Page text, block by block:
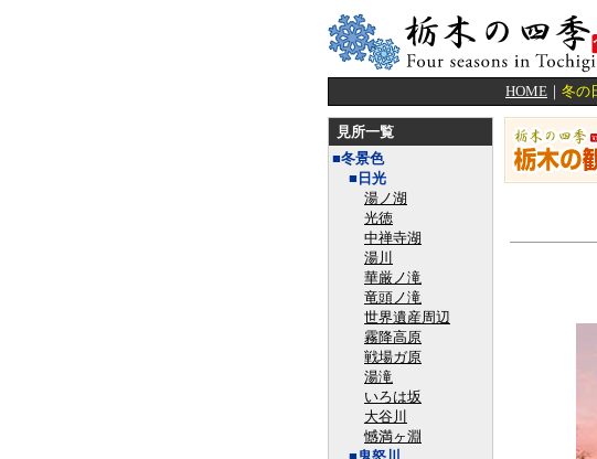
HOME ｜ 冬の
見所一覧
■冬景色
■日光
湯ノ湖
光徳
中禅寺湖
湯川
華厳ノ滝
竜頭ノ滝
世界遺産周辺
霧降高原
戦場ガ原
湯滝
いろは坂
大谷川
憾満ヶ淵